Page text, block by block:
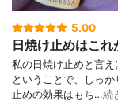
5.00
日焼け止めはこれ
私の日焼け止めと言
ということで、しっ
止めの効果はもち…続